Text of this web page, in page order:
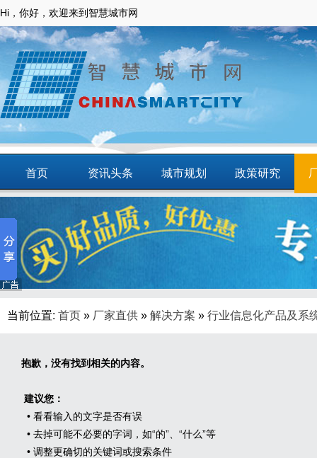
Hi，你好，欢迎来到智慧城市网
首页 资讯头条 城市规划 政策研究
智慧应用 商圈
当前位置: 首页 » 厂家直供 » 解决方案 » 行业信息化产品及系
抱歉，没有找到相关的内容。
建议您：
• 看看输入的文字是否有误
• 去掉可能不必要的字词，如“的”、“什么”等
• 调整更确切的关键词或搜索条件